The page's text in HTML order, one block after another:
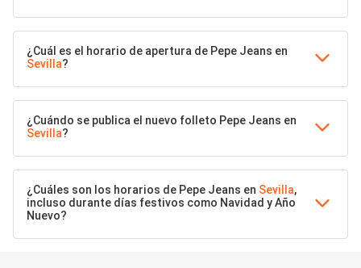
¿Cuál es el horario de apertura de Pepe Jeans en
Sevilla?
¿Cuándo se publica el nuevo folleto Pepe Jeans en
Sevilla?
¿Cuáles son los horarios de Pepe Jeans en Sevilla,
incluso durante días festivos como Navidad y Año
Nuevo?